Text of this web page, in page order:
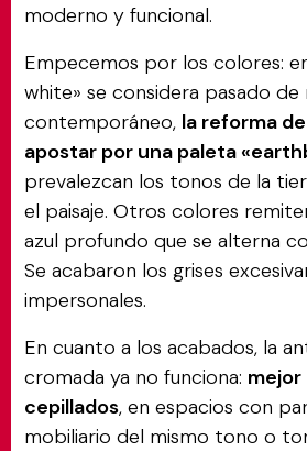
moderno y funcional.
Empecemos por los colores:
white» se considera pasado de
contemporáneo, la reforma
apostar por una paleta
prevalezcan los tonos de la
el paisaje. Otros colores
azul profundo que se alterna
Se acabaron los grises
impersonales.
En cuanto a los acabados, la
cromada ya no funciona: mejor
cepillados, en espacios con
mobiliario del mismo tono o